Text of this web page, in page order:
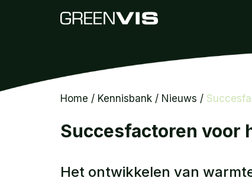
Home / Kennisbank / Nieuws /
Succesfactoren voor
Het ontwikkelen van